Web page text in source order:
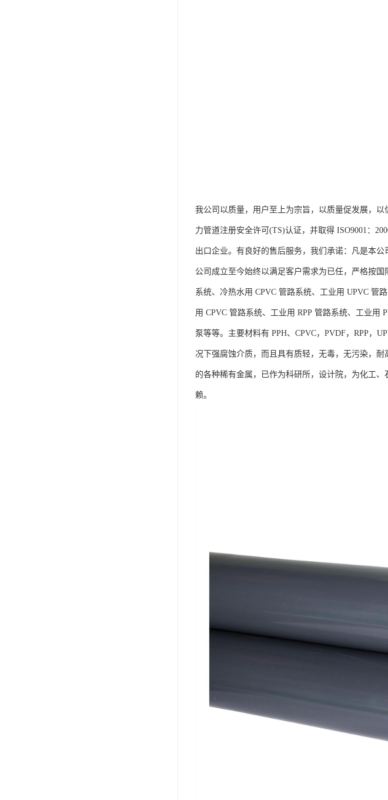
我公司以质量，用户至上为宗旨，以质量促发展，
力管道注册安全许可(TS)认证，并取得 ISO9001：
出口企业。有良好的售后服务，我们承诺：凡是本
公司成立至今始终以满足客户需求为已任，严格按
系统、冷热水用 CPVC 管路系统、工业用 UPVC 管
用 CPVC 管路系统、工业用 RPP 管路系统、工业
泵等等。主要材料有 PPH、CPVC，PVDF，RPP，
况下强腐蚀介质，而且具有质轻，无毒，无污染，
的各种稀有金属，已作为科研所，设计院，为化工
赖。